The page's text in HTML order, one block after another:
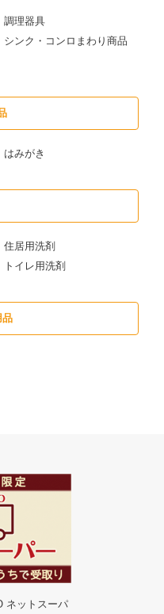
調理器具
シンク・コンロまわり商品
はみがき
住居用洗剤
トイレ用洗剤
品
ネットスーパ